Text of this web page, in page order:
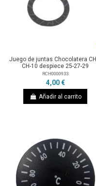
Juego de juntas Chocolatera
CH-10 despiece 25-27-29
RCH0000933
4,00 €
Añadir al carrito